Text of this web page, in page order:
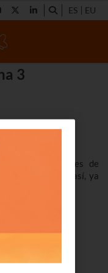
ES EU
3
tu toque
a tus stories de
Si no es así, ya
las